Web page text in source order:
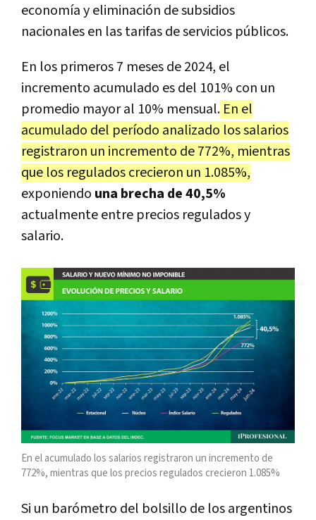
economía y eliminación de subsidios
nacionales en las tarifas de servicios públicos.
En los primeros 7 meses de 2024, el
incremento acumulado es del 101% con un
promedio mayor al 10% mensual. En el
acumulado del período analizado los salarios
registraron un incremento de 772%, mientras
que los regulados crecieron un 1.085%,
exponiendo una brecha de 40,5%
actualmente entre precios regulados y
salario.
En el acumulado los salarios registraron un incremento de
772%, mientras que los precios regulados crecieron 1.085%
Si un barómetro del bolsillo de los argentinos